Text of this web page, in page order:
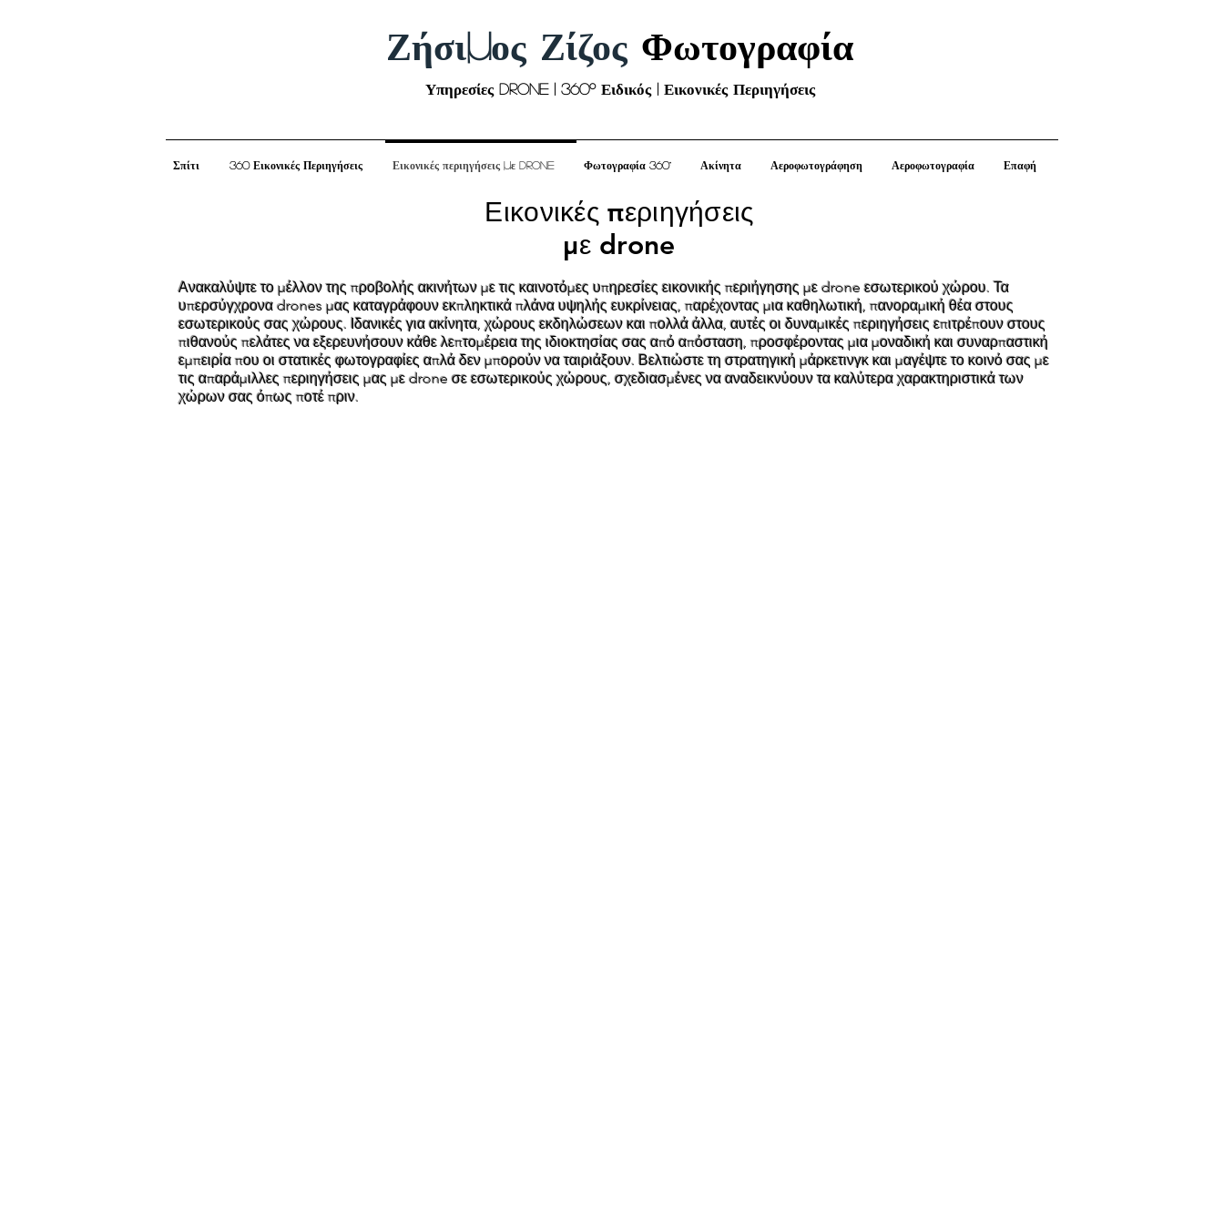
Ζήσιμος Ζίζος Φωτογραφία
Υπηρεσίες Drone | 360º Ειδικός | Εικονικές Περιηγήσεις
Σπίτι 360 Εικονικές Περιηγήσεις Εικονικές περιηγήσεις με drone Φωτογραφία 360° Ακίνητα Αεροφωτογράφηση Αεροφωτογραφία Επαφή
Εικονικές περιηγήσεις
με drone
Ανακαλύψτε το μέλλον της προβολής ακινήτων με τις καινοτόμες υπηρεσίες εικονικής περιήγησης με drone εσωτερικού χώρου. Τα
υπερσύγχρονα drones μας καταγράφουν εκπληκτικά πλάνα υψηλής ευκρίνειας, παρέχοντας μια καθηλωτική, πανοραμική θέα στους
εσωτερικούς σας χώρους. Ιδανικές για ακίνητα, χώρους εκδηλώσεων και πολλά άλλα, αυτές οι δυναμικές περιηγήσεις επιτρέπουν στους
πιθανούς πελάτες να εξερευνήσουν κάθε λεπτομέρεια της ιδιοκτησίας σας από απόσταση, προσφέροντας μια μοναδική και συναρπαστική
εμπειρία που οι στατικές φωτογραφίες απλά δεν μπορούν να ταιριάξουν. Βελτιώστε τη στρατηγική μάρκετινγκ και μαγέψτε το κοινό σας με
τις απαράμιλλες περιηγήσεις μας με drone σε εσωτερικούς χώρους, σχεδιασμένες να αναδεικνύουν τα καλύτερα χαρακτηριστικά των
χώρων σας όπως ποτέ πριν.